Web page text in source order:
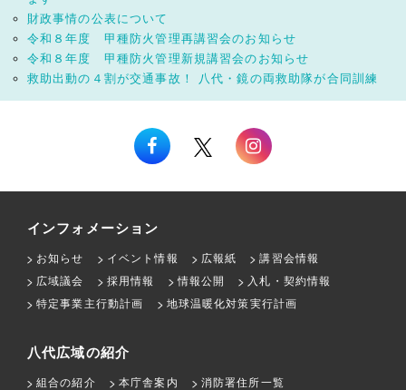
財政事情の公表について
令和８年度 甲種防火管理再講習会のお知らせ
令和８年度 甲種防火管理新規講習会のお知らせ
救助出動の４割が交通事故！ 八代・鏡の両救助隊が合同訓練
インフォメーション
お知らせ イベント情報 広報紙
講習会情報
広域議会
採用情報 情報公開
入札・契約情報
特定事業主行動計画
地球温暖化対策実行計画
八代広域の紹介
組合の紹介 本庁舎案内
消防署住所一覧